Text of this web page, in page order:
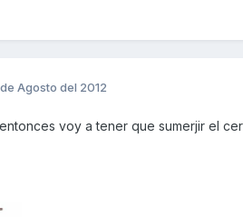
Agosto del 2012
voy a tener que sumerjir el